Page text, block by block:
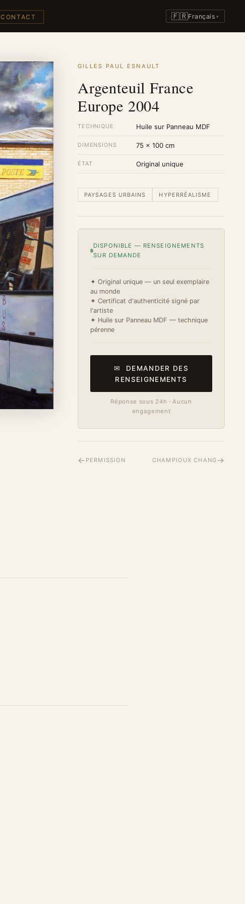
CONTACT 🇫🇷Français ▾
GILLES PAUL ESNAULT
Argenteuil France
Europe 2004
TECHNIQUE Huile sur Panneau MDF
DIMENSIONS 75 × 100 cm
ÉTAT Original unique
PAYSAGES URBAINS HYPERRÉALISME
DISPONIBLE — RENSEIGNEMENTS
SUR DEMANDE
✦ Original unique — un seul exemplaire
au monde
✦ Certificat d'authenticité signé par
l'artiste
✦ Huile sur Panneau MDF — technique
pérenne
✉ DEMANDER DES
RENSEIGNEMENTS
Réponse sous 24h · Aucun
engagement
← PERMISSION CHAMPIOUX CHANG →